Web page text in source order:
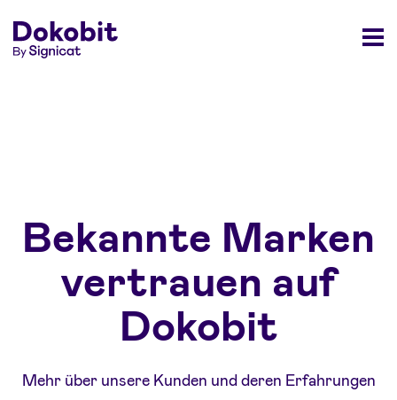
Bekannte Marken
vertrauen auf
Dokobit
Mehr über unsere Kunden und deren Erfahrungen